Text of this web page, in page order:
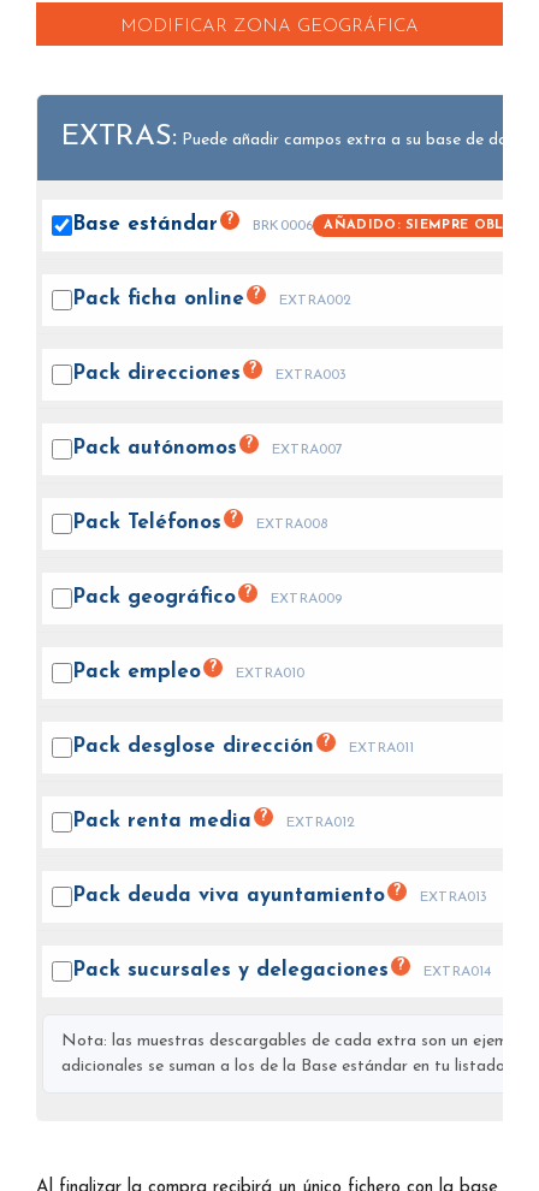
MODIFICAR ZONA GEOGRÁFICA
EXTRAS: Puede añadir campos extra a su base de datos.
Base estándar ? BRK0006 AÑADIDO: SIEMPRE
Pack ficha online ? EXTRA002
Pack direcciones ? EXTRA003
Pack autónomos ? EXTRA007
Pack Teléfonos ? EXTRA008
Pack geográfico ? EXTRA009
Pack empleo ? EXTRA010
Pack desglose dirección ? EXTRA011
Pack renta media ? EXTRA012
Pack deuda viva ayuntamiento ? EXTRA013
Pack sucursales y delegaciones ? EXTRA014
Nota: las muestras descargables de cada extra son un
adicionales se suman a los de la Base estándar en tu listado